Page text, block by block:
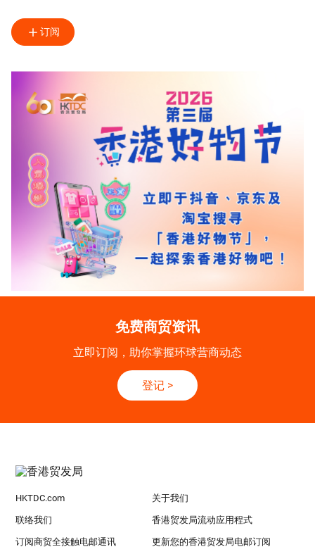
订阅
免费商贸资讯
立即订阅，助你掌握环球营商动态
登记 >
HKTDC.com 关于我们
联络我们 香港贸发局流动应用程式
订阅商贸全接触电邮通讯 更新您的香港贸发局电邮订阅